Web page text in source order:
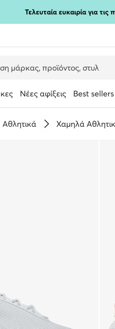
Τελευταία ευκαιρία για
Νέες αφίξεις Best sellers
Αθλητικά Χαμηλά